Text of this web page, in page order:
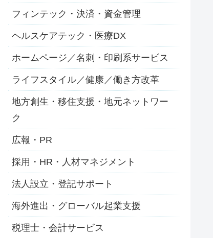
フィンテック・決済・資金管理
ヘルスケアテック・医療DX
ホームページ／名刺・印刷系サービス
ライフスタイル／健康／働き方改革
地方創生・移住支援・地元ネットワー
ク
広報・PR
採用・HR・人材マネジメント
法人設立・登記サポート
海外進出・グローバル起業支援
税理士・会計サービス